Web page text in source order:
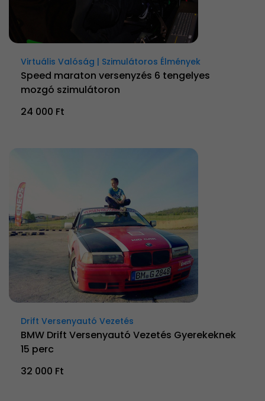
Virtuális Valóság | Szimulátoros Élmények
Speed maraton versenyzés 6 tengelyes
mozgó szimulátoron
24 000 Ft
Drift Versenyautó Vezetés
BMW Drift Versenyautó Vezetés Gyerekeknek
15 perc
32 000 Ft